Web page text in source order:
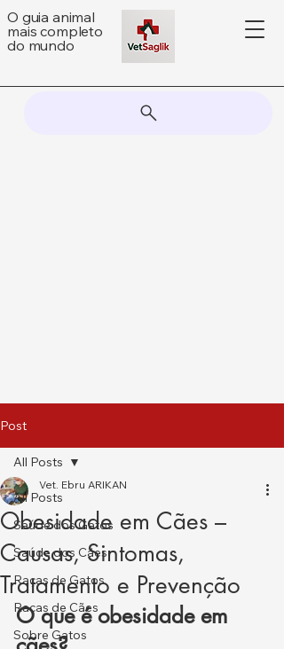
O guia animal
mais completo
do mundo
Post
All Posts
Saúde dos Gatos
Saúde dos Cães
Raças de Gatos
Raças de Cães
Sobre Gatos
All Posts
Obesidade em Cães –
Causas, Sintomas,
Tratamento e Prevenção
Vet. Ebru ARIKAN
O que é obesidade em